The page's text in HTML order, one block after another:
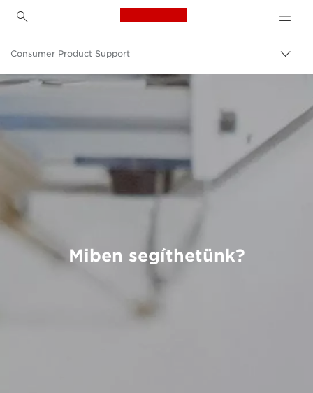
Canon Logo, back to
Canon
Consumer Product Support
Miben segíthetünk?